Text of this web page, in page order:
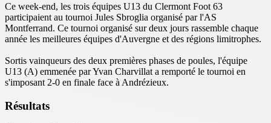
Ce week-end, les trois équipes U13 du Clermont Foot 63
participaient au tournoi Jules Sbroglia organisé par l'AS
Montferrand. Ce tournoi organisé sur deux jours rassemble chaque
année les meilleures équipes d'Auvergne et des régions limitrophes.
Sortis vainqueurs des deux premières phases de poules, l'équipe
U13 (A) emmenée par Yvan Charvillat a remporté le tournoi en
s'imposant 2-0 en finale face à Andrézieux.
Résultats